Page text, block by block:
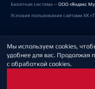
Билетная система —ООО «Яндекс
Условия пользования сайтами ХК
Политика обработки персональных
Пользовательское соглашение
Мы используем cookies,
удобнее для вас. Продолжая
с обработкой cookies.